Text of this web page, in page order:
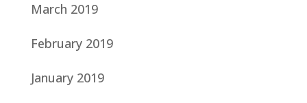
March 2019
February 2019
January 2019